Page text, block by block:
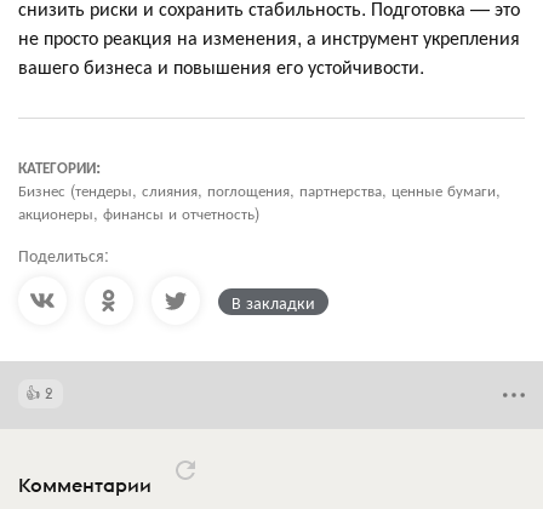
снизить риски и сохранить стабильность. Подготовка — это
не просто реакция на изменения, а инструмент укрепления
вашего бизнеса и повышения его устойчивости.
КАТЕГОРИИ:
Бизнес (тендеры, слияния, поглощения, партнерства, ценные бумаги,
акционеры, финансы и отчетность)
Поделиться:
В закладки
2
Комментарии